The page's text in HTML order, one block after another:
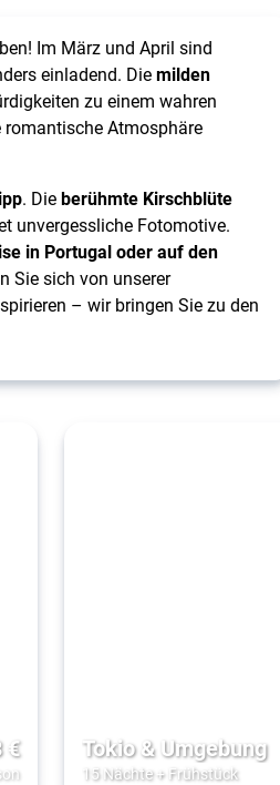
Im März und April sind
einladend. Diemilden
zu einem wahren
romantische Atmosphäre
. Dieberühmte Kirschblüte
unvergessliche Fotomotive.
in Portugal oder auf den
Sie sich von unserer
– wir bringen Sie zu den
€ Tokio & Umgebung
15 Nächte+ Frühstück